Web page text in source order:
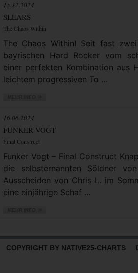
15.12.2024
SLEARS
The Chaos Within
The Chaos Within! Seit fast
bayrischen Hard Rocker vom
einer perfekten Kombination aus
leichtem progressiven To ...
16.06.2024
FUNKER VOGT
Final Construct
Funker Vogt – Final Construct
die selbsternannten Söldner
Ausscheiden von Chris L. im
eine einjährige Schaf ...
COPYRIGHT BY NATIVE25-CHARTS